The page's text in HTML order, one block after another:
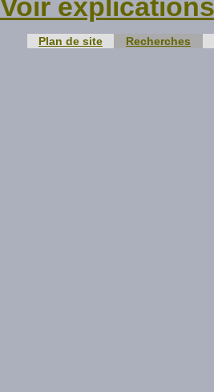
Voir
Plan de site Recherches